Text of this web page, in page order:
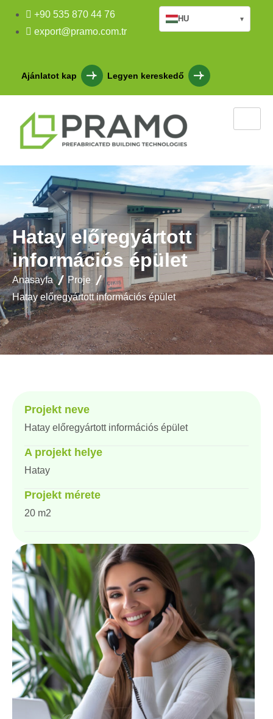
+90 535 870 44 76
export@pramo.com.tr
Ajánlatot kap Legyen kereskedő
HU ▾
Hatay előregyártott
információs épület
Anasayfa
Proje
Hatay előregyártott információs épület
Projekt neve
Hatay előregyártott információs épület
A projekt helye
Hatay
Projekt mérete
20 m2